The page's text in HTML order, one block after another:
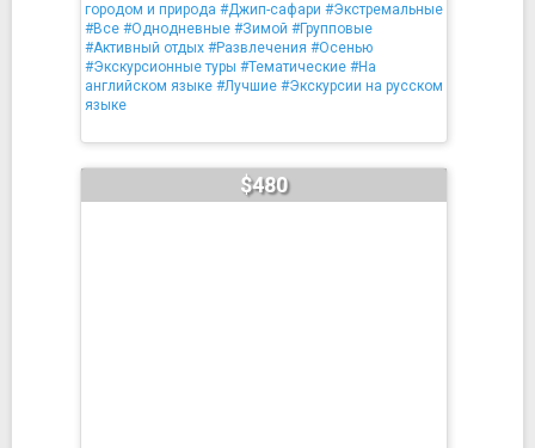
городом и природа #Джип-сафари #Экстремальные
#Все #Однодневные #Зимой #Групповые
#Активный отдых #Развлечения #Осенью
#Экскурсионные туры #Тематические #На
английском языке #Лучшие #Экскурсии на русском
языке
$480